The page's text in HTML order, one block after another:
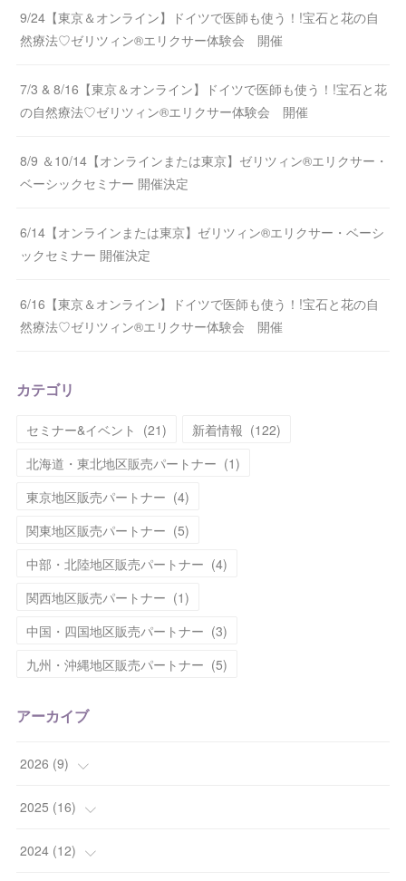
9/24【東京＆オンライン】ドイツで医師も使う！!宝石と花の自
然療法♡ゼリツィン®エリクサー体験会 開催
7/3 & 8/16【東京＆オンライン】ドイツで医師も使う！!宝石と花
の自然療法♡ゼリツィン®エリクサー体験会 開催
8/9 ＆10/14【オンラインまたは東京】ゼリツィン®エリクサー・
ベーシックセミナー 開催決定
6/14【オンラインまたは東京】ゼリツィン®エリクサー・ベーシ
ックセミナー 開催決定
6/16【東京＆オンライン】ドイツで医師も使う！!宝石と花の自
然療法♡ゼリツィン®エリクサー体験会 開催
カテゴリ
セミナー&イベント (21) 新着情報 (122)
北海道・東北地区販売パートナー (1)
東京地区販売パートナー (4)
関東地区販売パートナー (5)
中部・北陸地区販売パートナー (4)
関西地区販売パートナー (1)
中国・四国地区販売パートナー (3)
九州・沖縄地区販売パートナー (5)
アーカイブ
2026 (9)
(1)
( 2)
2025 (16)
(2)
2024 (12)